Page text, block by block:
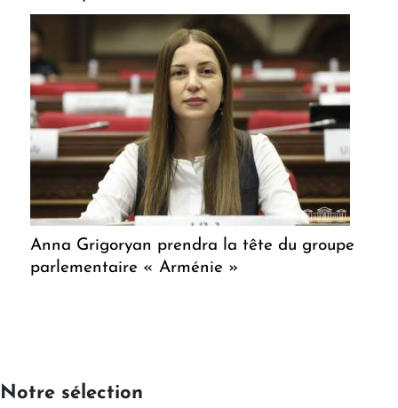
Anna Grigoryan prendra la tête du groupe
parlementaire « Arménie »
Notre sélection